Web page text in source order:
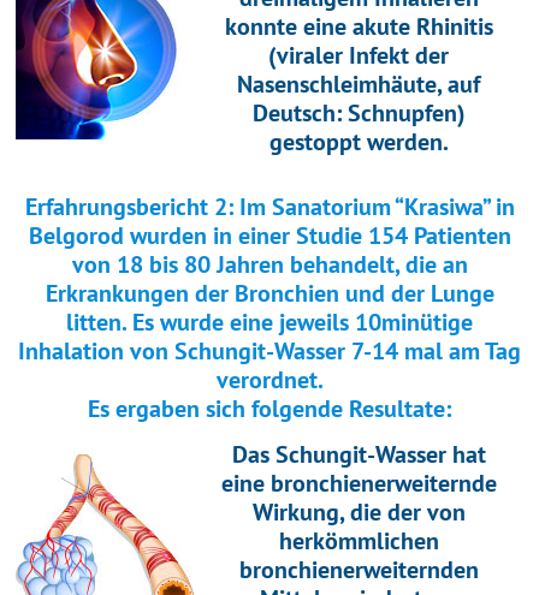
konnte eine akute Rhinitis
(viraler Infekt der
Nasenschleimhäute, auf
Deutsch: Schnupfen)
gestoppt werden.
Erfahrungsbericht 2: Im Sanatorium “Krasiwa” in
Belgorod wurden in einer Studie 154 Patienten
von 18 bis 80 Jahren behandelt, die an
Erkrankungen der Bronchien und der Lunge
litten. Es wurde eine jeweils 10minütige
Inhalation von Schungit-Wasser 7-14 mal am Tag
verordnet.
Es ergaben sich folgende Resultate:
Das Schungit-Wasser hat
eine bronchienerweiternde
Wirkung, die der von
herkömmlichen
bronchienerweiternden